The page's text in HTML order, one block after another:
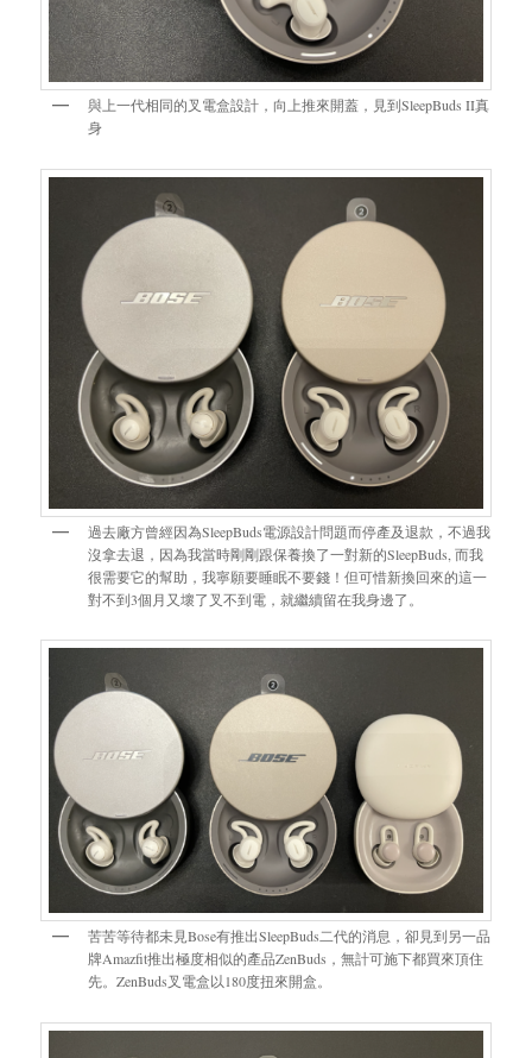
與上一代相同的叉電盒設計，向上推來開蓋，見到SleepBuds II真
身
過去廠方曾經因為SleepBuds電源設計問題而停產及退款，不過我
沒拿去退，因為我當時剛剛跟保養換了一對新的SleepBuds, 而我
很需要它的幫助，我寧願要睡眠不要錢！但可惜新換回來的這一
對不到3個月又壞了叉不到電，就繼續留在我身邊了。
苦苦等待都未見Bose有推出SleepBuds二代的消息，卻見到另一品
牌Amazfit推出極度相似的產品ZenBuds，無計可施下都買來頂住
先。ZenBuds叉電盒以180度扭來開盒。